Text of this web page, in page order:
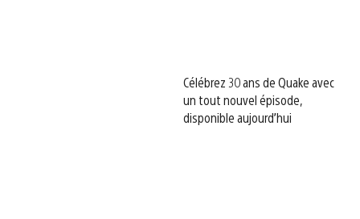
Célébrez 30 ans de Quake avec
un tout nouvel épisode,
disponible aujourd’hui